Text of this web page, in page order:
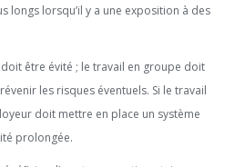
longs lorsqu’il y a une exposition à des
être évité ; le travail en groupe doit
les risques éventuels. Si le travail
doit mettre en place un système
prolongée.